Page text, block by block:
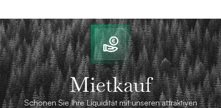
Mietkauf
Schonen Sie Ihre Liquidität mit unseren attraktiven